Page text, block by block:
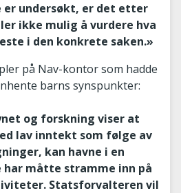
er undersøkt, er det etter
ikke mulig å vurdere hva
i den konkrete saken.»
på Nav-kontor som hadde
barns synspunkter:
og forskning viser at
lav inntekt som følge av
kan havne i en
har måtte stramme inn på
Statsforvalteren vil